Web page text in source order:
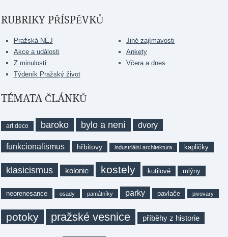
RUBRIKY PŘÍSPĚVKŮ
Pražská NEJ
Akce a události
Z minulosti
Týdeník Pražský život
Jiné zajímavosti
Ankety
Včera a dnes
TÉMATA ČLÁNKŮ
art deco baroko bylo a není dvory
funkcionalismus hřbitovy industriální architektura kapličky
klasicismus kolonie kostely kutilové mlýny
neorenesance osady památníky parky pavlače pivovary
potoky pražské vesnice příběhy z historie